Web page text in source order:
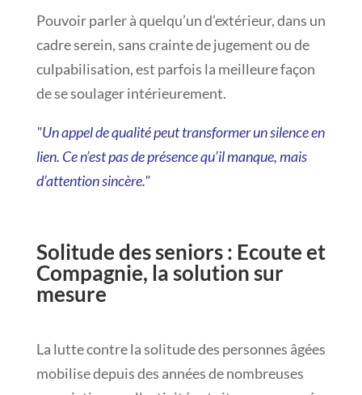
Pouvoir parler à quelqu’un d’extérieur, dans un
cadre serein, sans crainte de jugement ou de
culpabilisation, est parfois la meilleure façon
de se soulager intérieurement.
"Un appel de qualité peut transformer un silence en
lien. Ce n’est pas de présence qu’il manque, mais
d’attention sincère."
Solitude des seniors : Ecoute et
Compagnie, la solution sur
mesure
La lutte contre la solitude des personnes âgées
mobilise depuis des années de nombreuses